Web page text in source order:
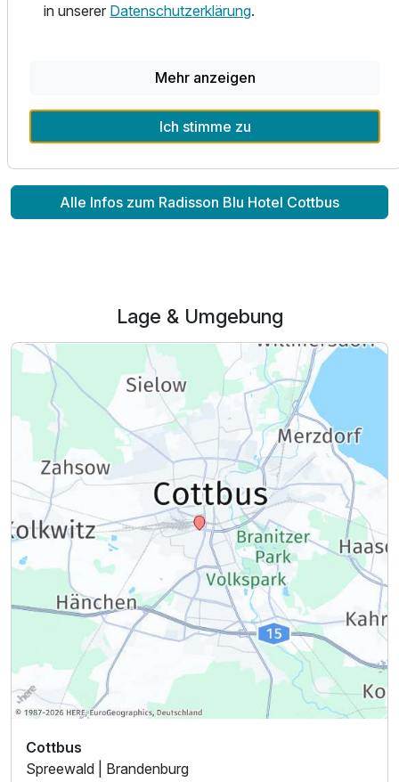
Highlight des Hotels ist der 300qm große Wellnessbereich
durch einen Fitnessraum in der 1.Etage des Hotels.
Wir freuen uns auf Sie!
Alle Infos zum Radisson Blu Hotel Cottbus
Lage & Umgebung
Cottbus
Spreewald | Brandenburg
in unserer Datenschutzerklärung.
Mehr anzeigen
Ich stimme zu